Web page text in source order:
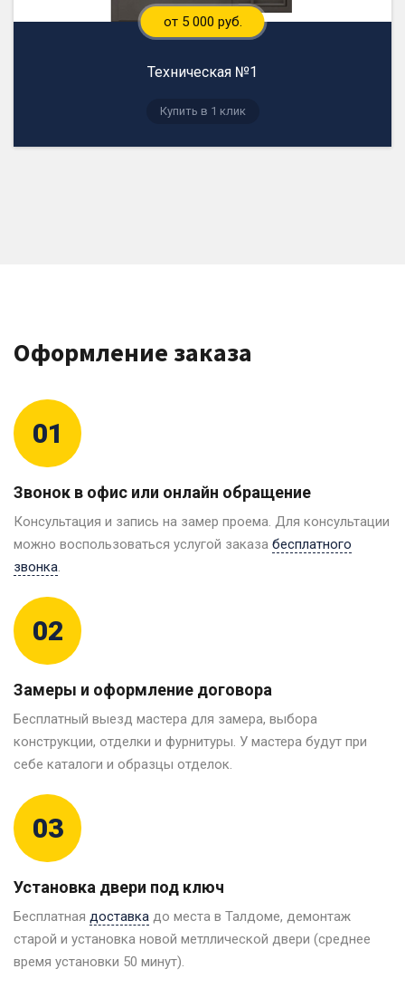
от 5 000 руб.
Техническая №1
Купить в 1 клик
Оформление заказа
01
Звонок в офис или онлайн обращение
Консультация и запись на замер проема. Для консультации
можно воспользоваться услугой заказа бесплатного
звонка.
02
Замеры и оформление договора
Бесплатный выезд мастера для замера, выбора
конструкции, отделки и фурнитуры. У мастера будут при
себе каталоги и образцы отделок.
03
Установка двери под ключ
Бесплатная доставка до места в Талдоме, демонтаж
старой и установка новой метллической двери (среднее
время установки 50 минут).